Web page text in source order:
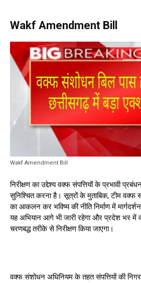
Wakf Amendment Bill
Wakf Amendment Bill
निरीक्षण का उद्देश्य वक्फ संपत्तियों के प्रभावी
सुनिश्चित करना है। सूत्रों के मुताबिक, टीम वक्फ
का आकलन कर भविष्य की नीति निर्माण में
यह अभियान आगे भी जारी रहेगा और प्रदेश भर में
चरणबद्ध तरीके से निरीक्षण किया जाएगा।
वक्फ संशोधन अधिनियम के तहत संपत्तियों की